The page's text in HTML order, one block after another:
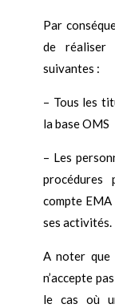
Par
de réaliser
suivantes :
– Tous les
la base OMS
– Les
procédures
compte
ses activités.
A noter que
n’accepte
le cas où